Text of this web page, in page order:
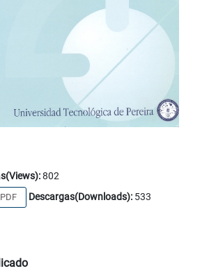
802
PDF Descargas(Downloads):533